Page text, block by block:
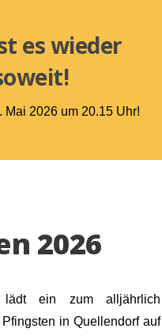
es wieder
Mai 2026 um 20.15 Uhr!
2026
ein zum alljährlich
in Quellendorf auf